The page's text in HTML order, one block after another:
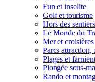
Fun et insolite
Golf et tourisme
Hors des
Le Monde du
Mer et croisières
Parcs attraction,
Plages et
Plongée sous-
Rando et